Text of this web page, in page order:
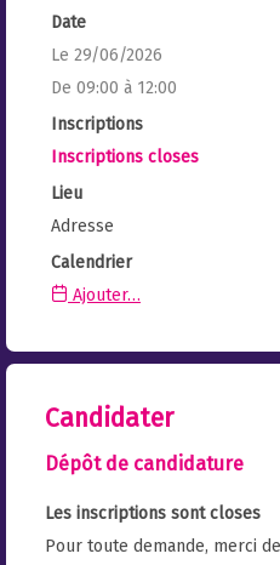
Date
Le 29/06/2026
De 09:00 à 12:00
Inscriptions
Inscriptions closes
Lieu
Adresse
Calendrier
Ajouter…
Candidater
Dépôt de candidature
Les inscriptions sont closes
Pour toute demande, merci